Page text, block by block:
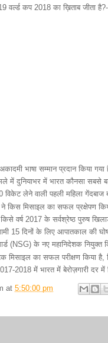
कप 2018 का ख़िताब जीता
भाषा सम्मान प्रदान किया
में दुनियाभर में भारत कौनसा सबसे
लेने वाली पहली महिला गेंदबाज
किस मिसाइल का सफल प्रक्षेपण
किसे वर्ष 2017 के सर्वश्रेष्ठ पुरुष
15 दिनों के लिए आपातकाल की
गार्ड (NSG) के नए महानिदेशक
मिसाइल का सफल परीक्षण किया है,
2018 में भारत में बेरोज़गारी दर
at 5:50:00 pm